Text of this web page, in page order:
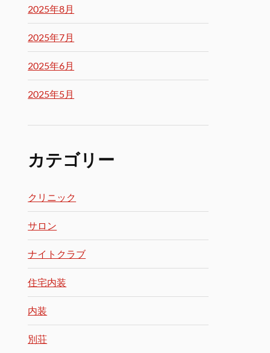
2025年8月
2025年7月
2025年6月
2025年5月
カテゴリー
クリニック
サロン
ナイトクラブ
住宅内装
内装
別荘